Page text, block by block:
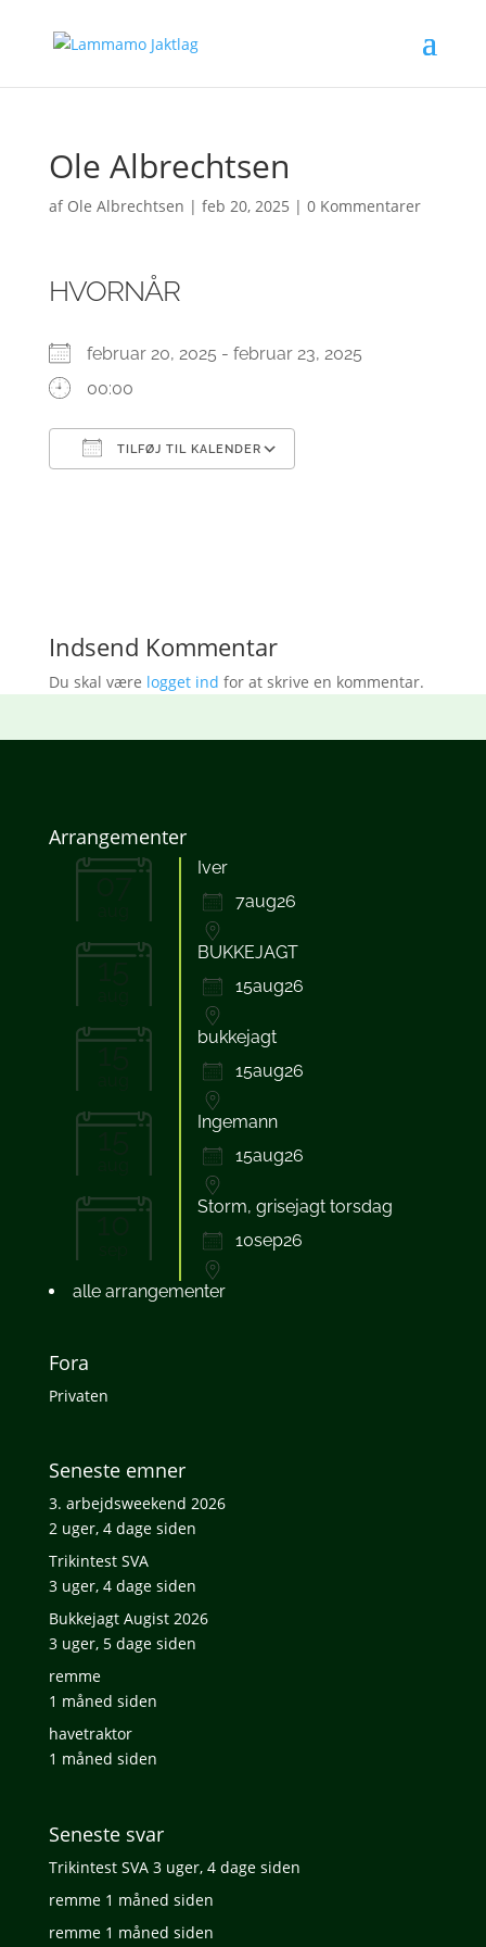
Ole Albrechtsen
af Ole Albrechtsen | feb 20, 2025 | 0 Kommentarer
HVORNÅR
februar 20, 2025 - februar 23, 2025
00:00
TILFØJ TIL KALENDER
Indsend Kommentar
Du skal være logget ind for at skrive en kommentar.
Arrangementer
07
Iver
7aug26
15
BUKKEJAGT
15aug26
15
bukkejagt
15aug26
15
Ingemann
15aug26
10
Storm, grisejagt torsdag
10sep26
alle arrangementer
Fora
Privaten
Seneste emner
3. arbejdsweekend 2026
2 uger, 4 dage siden
Trikintest SVA
3 uger, 4 dage siden
Bukkejagt Augist 2026
3 uger, 5 dage siden
remme
1 måned siden
havetraktor
1 måned siden
Seneste svar
Trikintest SVA 3 uger, 4 dage siden
remme 1 måned siden
remme 1 måned siden